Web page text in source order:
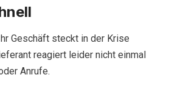
Geschäft steckt in der Krise
reagiert leider nicht einmal
Anrufe.